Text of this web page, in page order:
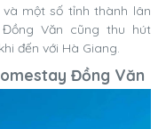
một số tỉnh thành lân
Văn cũng thu hút
đến với Hà Giang.
Đồng Văn